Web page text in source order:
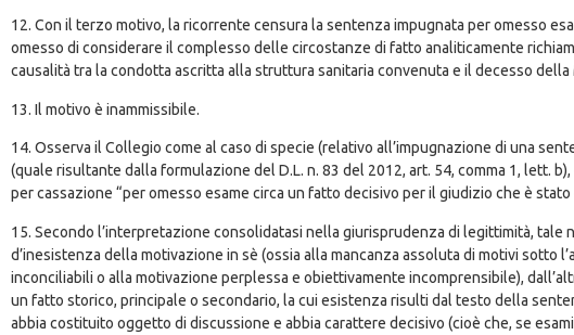
12. Con il terzo motivo, la ricorrente censura la sentenza impugnata per omesso
omesso di considerare il complesso delle circostanze di fatto analiticamente
causalità tra la condotta ascritta alla struttura sanitaria convenuta e il decesso della
13. Il motivo è inammissibile.
14. Osserva il Collegio come al caso di specie (relativo all’impugnazione di una
(quale risultante dalla formulazione del D.L. n. 83 del 2012, art. 54, comma 1, lett.
per cassazione “per omesso esame circa un fatto decisivo per il giudizio che è
15. Secondo l’interpretazione consolidatasi nella giurisprudenza di legittimità,
d’inesistenza della motivazione in sè (ossia alla mancanza assoluta di motivi
inconciliabili o alla motivazione perplessa e obiettivamente incomprensibile),
un fatto storico, principale o secondario, la cui esistenza risulti dal testo della
abbia costituito oggetto di discussione e abbia carattere decisivo (cioè che, se